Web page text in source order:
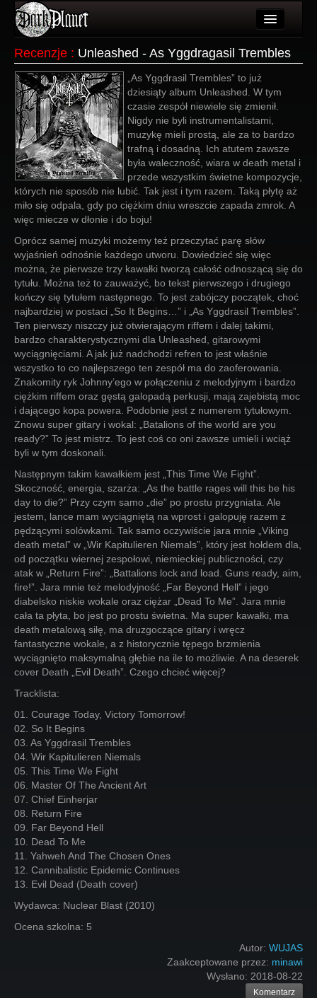
Użytkownicy
Wydarzenia
Galeria
Forum
Więcej
Login
Recenzje : Unleashed - As Yggdragasil Trembles
„As Yggdrasil Trembles” to już
dziesiąty album Unleashed. W tym
czasie zespół niewiele się zmienił.
Nigdy nie byli instrumentalistami,
muzykę mieli prostą, ale za to bardzo
trafną i dosadną. Ich atutem zawsze
była waleczność, wiara w death metal i
przede wszystkim świetne kompozycje,
których nie sposób nie lubić. Tak jest i tym razem. Taką płytę aż
miło się odpala, gdy po ciężkim dniu wreszcie zapada zmrok. A
więc miecze w dłonie i do boju!
Oprócz samej muzyki możemy też przeczytać parę słów
wyjaśnień odnośnie każdego utworu. Dowiedzieć się więc
można, że pierwsze trzy kawałki tworzą całość odnoszącą się do
tytułu. Można też to zauważyć, bo tekst pierwszego i drugiego
kończy się tytułem następnego. To jest zabójczy początek, choć
najbardziej w postaci „So It Begins…” i „As Yggdrasil Trembles”.
Ten pierwszy niszczy już otwierającym riffem i dalej takimi,
bardzo charakterystycznymi dla Unleashed, gitarowymi
wyciągnięciami. A jak już nadchodzi refren to jest właśnie
wszystko to co najlepszego ten zespół ma do zaoferowania.
Znakomity ryk Johnny’ego w połączeniu z melodyjnym i bardzo
ciężkim riffem oraz gęstą galopadą perkusji, mają zajebistą moc
i dającego kopa powera. Podobnie jest z numerem tytułowym.
Znowu super gitary i wokal: „Batalions of the world are you
ready?” To jest mistrz. To jest coś co oni zawsze umieli i wciąż
byli w tym doskonali.
Następnym takim kawałkiem jest „This Time We Fight”.
Skoczność, energia, szarża: „As the battle rages will this be his
day to die?” Przy czym samo „die” po prostu przygniata. Ale
jestem, lance mam wyciągniętą na wprost i galopuję razem z
pędzącymi solówkami. Tak samo oczywiście jara mnie „Viking
death metal” w „Wir Kapitulieren Niemals”, który jest hołdem dla,
od początku wiernej zespołowi, niemieckiej publiczności, czy
atak w „Return Fire”: „Battalions lock and load. Guns ready, aim,
fire!”. Jara mnie też melodyjność „Far Beyond Hell” i jego
diabelsko niskie wokale oraz ciężar „Dead To Me”. Jara mnie
cała ta płyta, bo jest po prostu świetna. Ma super kawałki, ma
death metalową siłę, ma druzgoczące gitary i wręcz
fantastyczne wokale, a z historycznie tępego brzmienia
wyciągnięto maksymalną głębie na ile to możliwie. A na deserek
cover Death „Evil Death”. Czego chcieć więcej?
Tracklista:
01. Courage Today, Victory Tomorrow!
02. So It Begins
03. As Yggdrasil Trembles
04. Wir Kapitulieren Niemals
05. This Time We Fight
06. Master Of The Ancient Art
07. Chief Einherjar
08. Return Fire
09. Far Beyond Hell
10. Dead To Me
11. Yahweh And The Chosen Ones
12. Cannibalistic Epidemic Continues
13. Evil Dead (Death cover)
Wydawca: Nuclear Blast (2010)
Ocena szkolna: 5
Autor: WUJAS
Zaakceptowane przez: minawi
Wysłano: 2018-08-22
Komentarz